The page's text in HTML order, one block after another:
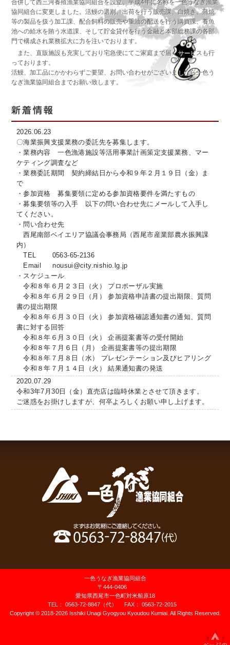
合併して西三河養殖漁業協同組合を設立、平成4年に名称を一色うなぎ漁業
協同組合に変更しました。活鰻の選別、出荷を行う販売課、白焼き、蒲焼
等の製品を扱う加工課、配合飼料の販売や重油の配送を行う購買課、養魚
池への給水を賄う水道課、そして貯金貸付を行う金融と本部総務課の各部
門で構成され業務拡大に力を注いでおります。
また、直販施設も充実しており宅急便にてご家庭まで届くサービスも行
っております。
活鰻、加工品にかかわらずご要望、お問い合わせがございましたら一色う
なぎ漁業協同組合までお願い致します。
2026.06.23
〇海業振興支援業務の委託先を募集します。
・業務内容 一色漁港施設等活用事業計画策定支援業務、マー
ケティング調査など
・業務委託期間 契約締結日から令和９年２月１９日（金）ま
で
・参加資格 募集要領に定める参加資格要件を満たすもの
・募集要領等の入手 以下の問い合わせ先にメールして入手し
てください。
・問い合わせ先
西尾南部ベイエリア協議会事務局（西尾市産業部農水振興課
内）
TEL 0563-65-2136
Email nousui@city.nishio.lg.jp
・スケジュール
令和８年６月２３日（火） プロポーザル実施
令和８年６月２９日（月） 参加資格申請書の提出期限、質問
書の提出期限
令和８年６月３０日（火） 参加資格確認通知書の通知、質問
書に対する回答
令和８年６月３０日（火） 企画提案書等の受付開始
令和８年７月６日（月） 企画提案書等の提出期限
令和８年７月８日（水） プレゼンテーション及びヒアリング
令和８年７月１４日（火） 結果通知書の発送
2020.07.29
令和3年7月30日（金）直売店は臨時休業とさせて頂きます。
ご迷惑をお掛けしますが、何卒よろしくお願い申し上げます。
何卒、ご理解を賜りますようお願い申し上げます。
2020.04.29
「うなぎ処いっしき」お持ち帰り用弁当始めました。
お持ち帰り用弁当、長蒲焼き始めました。
・きざみ弁当 並 1200円（税別）
・きざみ弁当 上 1700円（税別）
・蒲焼弁当 2100円（税別）
※数量限定 電話予約可
一色産うなぎをリーズナブルに提供しております。
この機会に是非ご賞味ください。
2019.08.27
一色うなぎ漁業協同組合
〒444-0406
愛知県西尾市一色町対米船原18
TEL：
0563-72-8847（代） FAX：
0563-72-2015
Copyright © 2018-2026 Isshiki Unagi Gyogyou Kyoudou Kumiai. All Rights Reserved.